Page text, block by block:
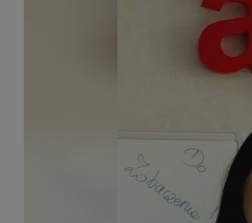
VISITOR_PRIVACY_METADATA
CookieScriptConsent